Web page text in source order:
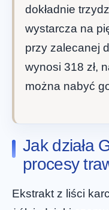
dokładnie
wystarcza na
przy zalecanej
wynosi 318 zł,
można nabyć
Jak działa
procesy
Ekstrakt z liści